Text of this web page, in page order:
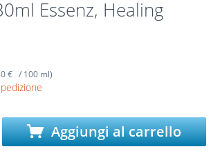
Essenz, Healing
€ / 100 ml)
Aggiungi al carrello